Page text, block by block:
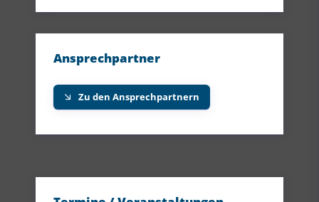
Ansprechpartner
Zu den Ansprechpartnern